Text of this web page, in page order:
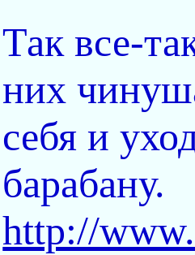
Так все-
них
себя и
барабану.
http://